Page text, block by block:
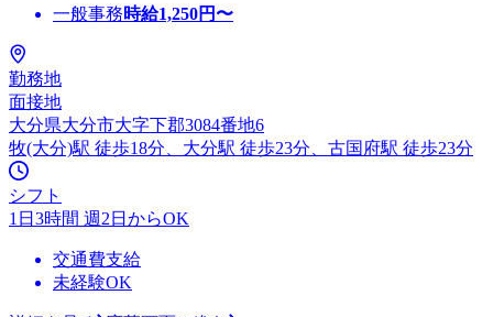
一般事務時給1,250円〜
勤務地
面接地
大分県大分市大字下郡3084番地6
牧(大分)駅 徒歩18分、大分駅 徒歩23分、古国府駅 徒歩23分
シフト
1日3時間 週2日からOK
交通費支給
未経験OK